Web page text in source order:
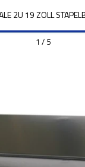
1 / 5